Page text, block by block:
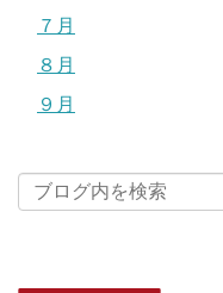
７月
８月
９月